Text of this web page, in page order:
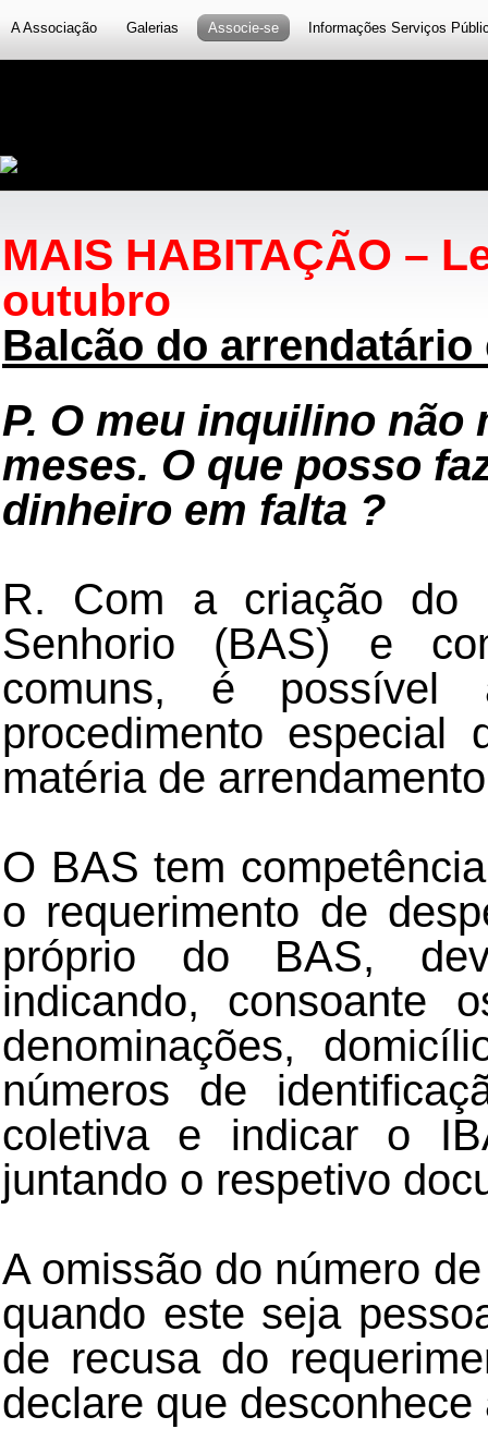
A Associação Galerias Associe-se Informações Serviços
MAIS HABITAÇÃO –
outubro
Balcão do
P. O meu inquilino não
meses. O que posso
dinheiro em falta ?
R. Com a criação do
Senhorio (BAS) e
comuns, é possível
procedimento
matéria de
O BAS tem
o requerimento de
próprio do BAS,
indicando, consoante
denominações,
números de
coletiva e indicar o
juntando o respetivo
A omissão do número
quando este seja
de recusa do
declare que